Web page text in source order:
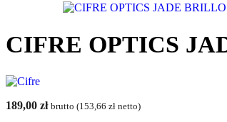
CIFRE OPTICS
189,00 zł brutto (153,66 zł netto)